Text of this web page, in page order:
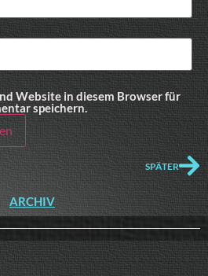
Website in diesem Browser für
speichern.
SPÄTER
ARCHIV